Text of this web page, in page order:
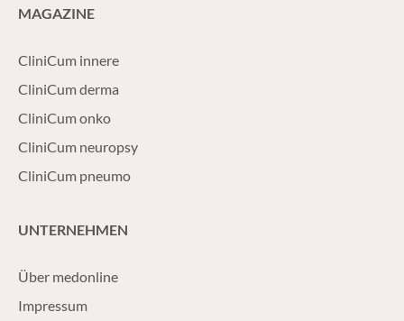
MAGAZINE
CliniCum innere
CliniCum derma
CliniCum onko
CliniCum neuropsy
CliniCum pneumo
UNTERNEHMEN
Über medonline
Impressum